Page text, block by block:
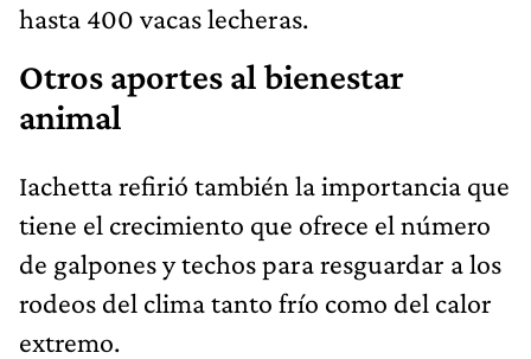
hasta 400 vacas lecheras.
Otros aportes al bienestar
animal
Iachetta refirió también la importancia que
tiene el crecimiento que ofrece el número
de galpones y techos para resguardar a los
rodeos del clima tanto frío como del calor
extremo.